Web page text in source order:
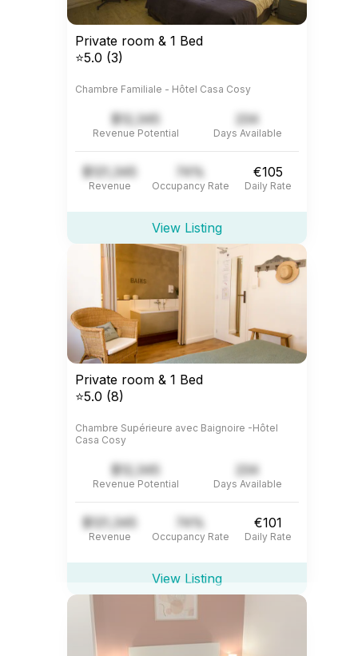
Private room & 1 Bed
⭐5.0 (3)
Chambre Familiale - Hôtel Casa Cosy
$12,345
Revenue Potential
234
Days Available
$121,345
Revenue
74%
Occupancy Rate
€105
Daily Rate
View Listing
Private room & 1 Bed
⭐5.0 (8)
Chambre Supérieure avec Baignoire -Hôtel
Casa Cosy
$12,345
Revenue Potential
234
Days Available
$121,345
Revenue
74%
Occupancy Rate
€101
Daily Rate
View Listing